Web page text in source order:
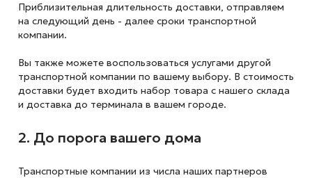
Приблизительная длительность доставки, отправляем
на следующий день - далее сроки транспортной
компании.
Вы также можете воспользоваться услугами другой
транспортной компании по вашему выбору. В стоимость
доставки будет входить набор товара с нашего склада
и доставка до терминала в вашем городе.
2. До порога вашего дома
Транспортные компании из числа наших партнеров